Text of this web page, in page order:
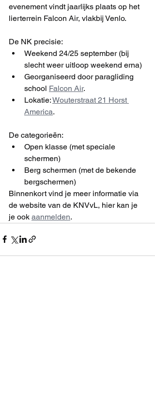
evenement vindt jaarlijks plaats op het
lierterrein Falcon Air, vlakbij Venlo.
De NK precisie:
Weekend 24/25 september (bij
slecht weer uitloop weekend erna)
Georganiseerd door paragliding
school Falcon Air.
Lokatie: Wouterstraat 21 Horst
America.
De categorieën:
Open klasse (met speciale
schermen)
Berg schermen (met de bekende
bergschermen)
Binnenkort vind je meer informatie via
de website van de KNVvL, hier kan je
je ook aanmelden.